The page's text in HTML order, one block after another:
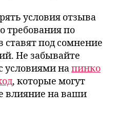
условия отзыва
требования по
под сомнение
Не забывайте
условиями напинко
, которые могут
влияние на ваши